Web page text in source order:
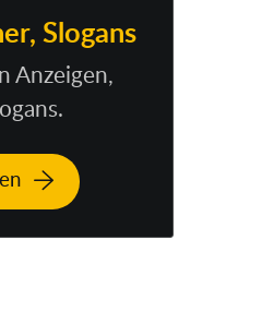
Slogans
Anzeigen,